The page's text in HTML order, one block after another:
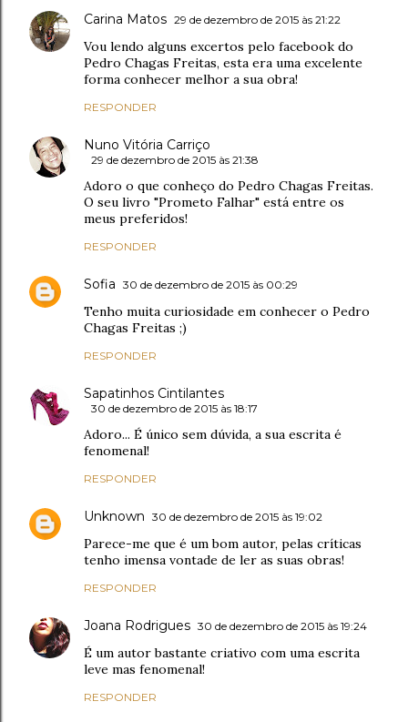
Carina Matos 29 de dezembro de 2015 às 21:22
Vou lendo alguns excertos pelo facebook do
Pedro Chagas Freitas, esta era uma excelente
forma conhecer melhor a sua obra!
RESPONDER
Nuno Vitória Carriço
29 de dezembro de 2015 às 21:38
Adoro o que conheço do Pedro Chagas Freitas.
O seu livro "Prometo Falhar" está entre os
meus preferidos!
RESPONDER
Sofia 30 de dezembro de 2015 às 00:29
Tenho muita curiosidade em conhecer o Pedro
Chagas Freitas ;)
RESPONDER
Sapatinhos Cintilantes
30 de dezembro de 2015 às 18:17
Adoro... É único sem dúvida, a sua escrita é
fenomenal!
RESPONDER
Unknown 30 de dezembro de 2015 às 19:02
Parece-me que é um bom autor, pelas críticas
tenho imensa vontade de ler as suas obras!
RESPONDER
Joana Rodrigues 30 de dezembro de 2015 às 19:24
É um autor bastante criativo com uma escrita
leve mas fenomenal!
RESPONDER